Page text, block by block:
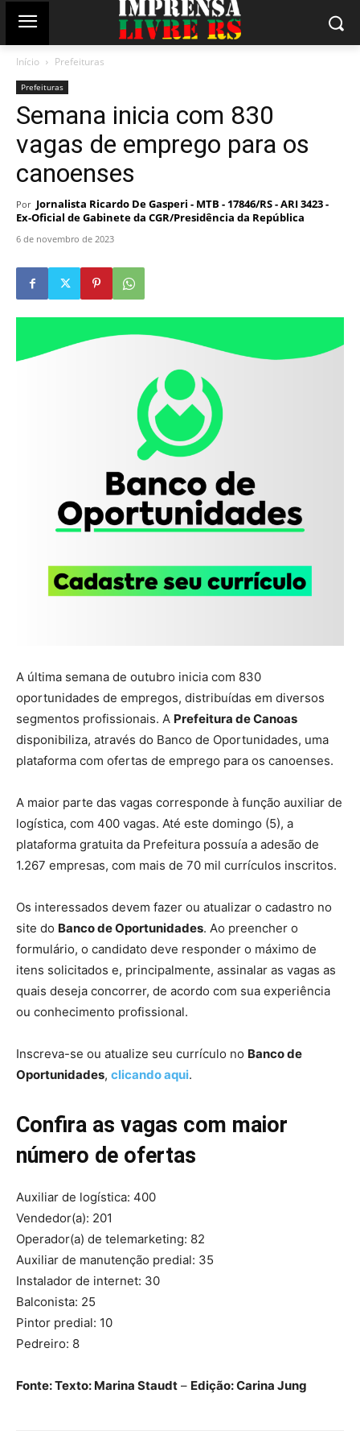
Início Prefeituras
Prefeituras
Semana inicia com 830
vagas de emprego para os
canoenses
Por Jornalista Ricardo De Gasperi - MTB - 17846/RS - ARI 3423 -
Ex-Oficial de Gabinete da CGR/Presidência da República
6 de novembro de 2023
A última semana de outubro inicia com 830
oportunidades de empregos, distribuídas em diversos
segmentos profissionais. A Prefeitura de Canoas
disponibiliza, através do Banco de Oportunidades, uma
plataforma com ofertas de emprego para os canoenses.
A maior parte das vagas corresponde à função auxiliar de
logística, com 400 vagas. Até este domingo (5), a
plataforma gratuita da Prefeitura possuía a adesão de
1.267 empresas, com mais de 70 mil currículos inscritos.
Os interessados devem fazer ou atualizar o cadastro no
site do Banco de Oportunidades. Ao preencher o
formulário, o candidato deve responder o máximo de
itens solicitados e, principalmente, assinalar as vagas as
quais deseja concorrer, de acordo com sua experiência
ou conhecimento profissional.
Inscreva-se ou atualize seu currículo no Banco de
Oportunidades, clicando aqui.
Confira as vagas com maior
número de ofertas
Auxiliar de logística: 400
Vendedor(a): 201
Operador(a) de telemarketing: 82
Auxiliar de manutenção predial: 35
Instalador de internet: 30
Balconista: 25
Pintor predial: 10
Pedreiro: 8
Fonte: Texto: Marina Staudt – Edição: Carina Jung